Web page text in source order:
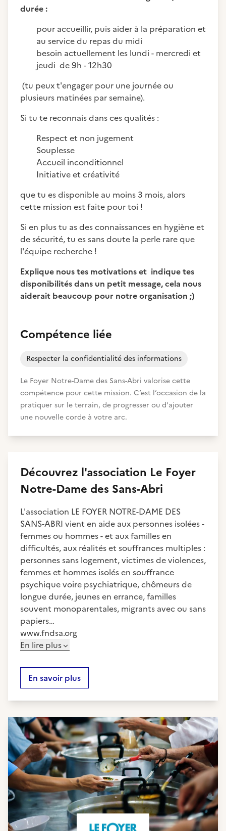
durée :
pour accueillir, puis aider à la préparation et
au service du repas du midi
besoin actuellement les lundi - mercredi et
jeudi de 9h - 12h30
(tu peux t'engager pour une journée ou
plusieurs matinées par semaine).
Si tu te reconnais dans ces qualités :
Respect et non jugement
Souplesse
Accueil inconditionnel
Initiative et créativité
que tu es disponible au moins 3 mois, alors
cette mission est faite pour toi !
Si en plus tu as des connaissances en hygiène et
de sécurité, tu es sans doute la perle rare que
l'équipe recherche !
Explique nous tes motivations et indique tes
disponibilités dans un petit message, cela nous
aiderait beaucoup pour notre organisation ;)
Compétence liée
Respecter la confidentialité des informations
Le Foyer Notre-Dame des Sans-Abri valorise cette
compétence pour cette mission. C’est l’occasion de la
pratiquer sur le terrain, de progresser ou d'ajouter
une nouvelle corde à votre arc.
Découvrez l'association Le Foyer
Notre-Dame des Sans-Abri
L'association LE FOYER NOTRE-DAME DES
SANS-ABRI vient en aide aux personnes isolées -
femmes ou hommes - et aux familles en
difficultés, aux réalités et souffrances multiples :
personnes sans logement, victimes de violences,
femmes et hommes isolés en souffrance
psychique voire psychiatrique, chômeurs de
longue durée, jeunes en errance, familles
souvent monoparentales, migrants avec ou sans
papiers…
www.fndsa.org
En lire plus
En savoir plus